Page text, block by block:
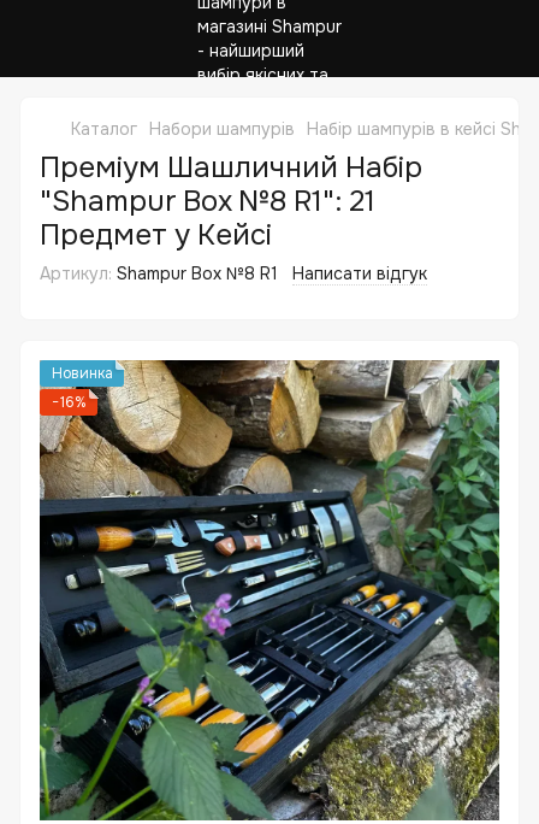
Каталог Набори шампурів Набір шампурів в кейсі
Преміум Шашличний Набір
"Shampur Box №8 R1": 21
Предмет у Кейсі
Артикул: Shampur Box №8 R1 Написати відгук
Новинка
−16%